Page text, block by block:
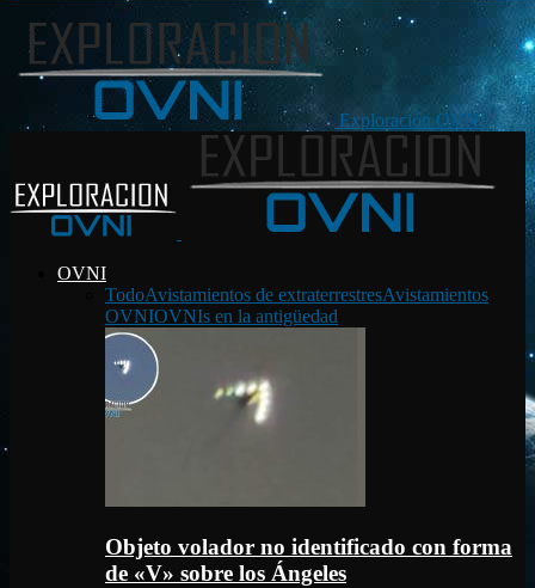
Exploración OVNI
OVNI
TodoAvistamientos de extraterrestresAvistamientos
OVNIOVNIs en la antigüedad
Objeto volador no identificado con forma
de «V» sobre los Ángeles